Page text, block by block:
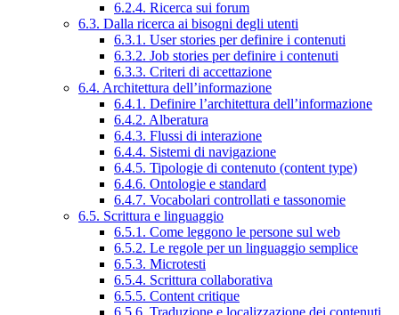
6.2.4. Ricerca sui forum
6.3. Dalla ricerca ai bisogni degli utenti
6.3.1. User stories per definire i contenuti
6.3.2. Job stories per definire i contenuti
6.3.3. Criteri di accettazione
6.4. Architettura dell’informazione
6.4.1. Definire l’architettura dell’informazione
6.4.2. Alberatura
6.4.3. Flussi di interazione
6.4.4. Sistemi di navigazione
6.4.5. Tipologie di contenuto (content type)
6.4.6. Ontologie e standard
6.4.7. Vocabolari controllati e tassonomie
6.5. Scrittura e linguaggio
6.5.1. Come leggono le persone sul web
6.5.2. Le regole per un linguaggio semplice
6.5.3. Microtesti
6.5.4. Scrittura collaborativa
6.5.5. Content critique
6.5.6. Traduzione e localizzazione dei contenuti